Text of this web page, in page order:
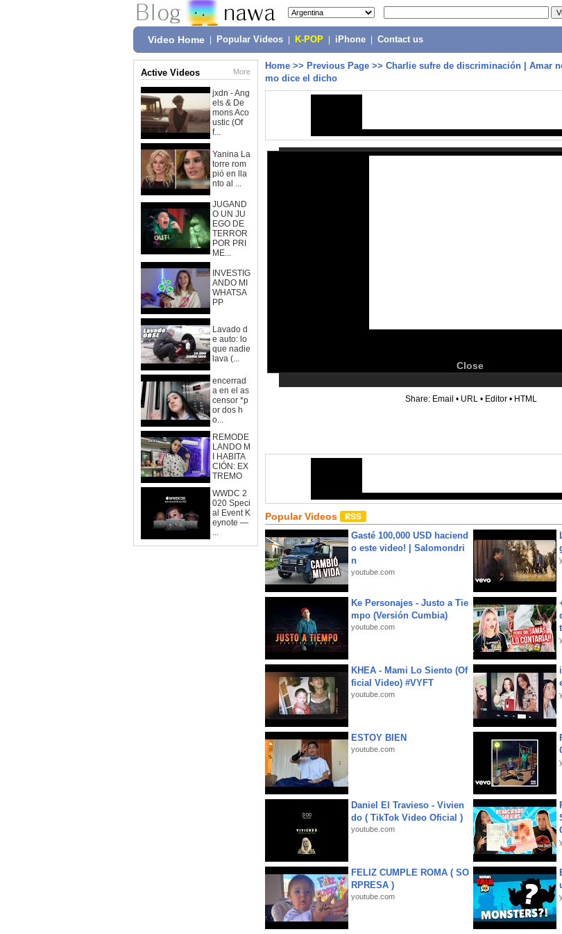
Video Home Popular Videos K-POP iPhone Contact us
Active Videos More
jxdn - Ang
els & De
mons Aco
ustic (Of
f...
Yanina La
torre rom
pió en lla
nto al ...
JUGAND
O UN JU
EGO DE
TERROR
POR PRI
ME...
INVESTIG
ANDO MI
WHATSA
PP
Lavado d
e auto: lo
que nadie
lava (...
encerrad
a en el as
censor *p
or dos h
o...
REMODE
LANDO M
I HABITA
CIÓN: EX
TREMO
WWDC 2
020 Speci
al Event K
eynote —
...
Home >> Previous Page >> Charlie sufre de discriminación | Amar
mo dice el dicho
Close
Share: Email • URL • Editor • HTML
Popular Videos
Gasté 100,000 USD haciend
o este video! | Salomondri
n
youtube.com
Ke Personajes - Justo a Tie
mpo (Versión Cumbia)
youtube.com
KHEA - Mami Lo Siento (Of
ficial Video) #VYFT
youtube.com
ESTOY BIEN
youtube.com
Daniel El Travieso - Vivien
do ( TikTok Video Oficial )
youtube.com
FELIZ CUMPLE ROMA ( SO
RPRESA )
youtube.com